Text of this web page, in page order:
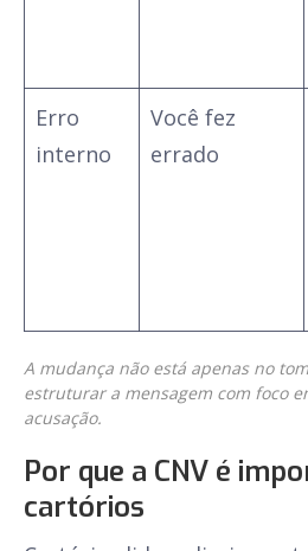
Erro
interno
Você fez
errado
A mudança não está apenas no
estruturar a mensagem com foco
acusação.
Por que a CNV é
cartórios